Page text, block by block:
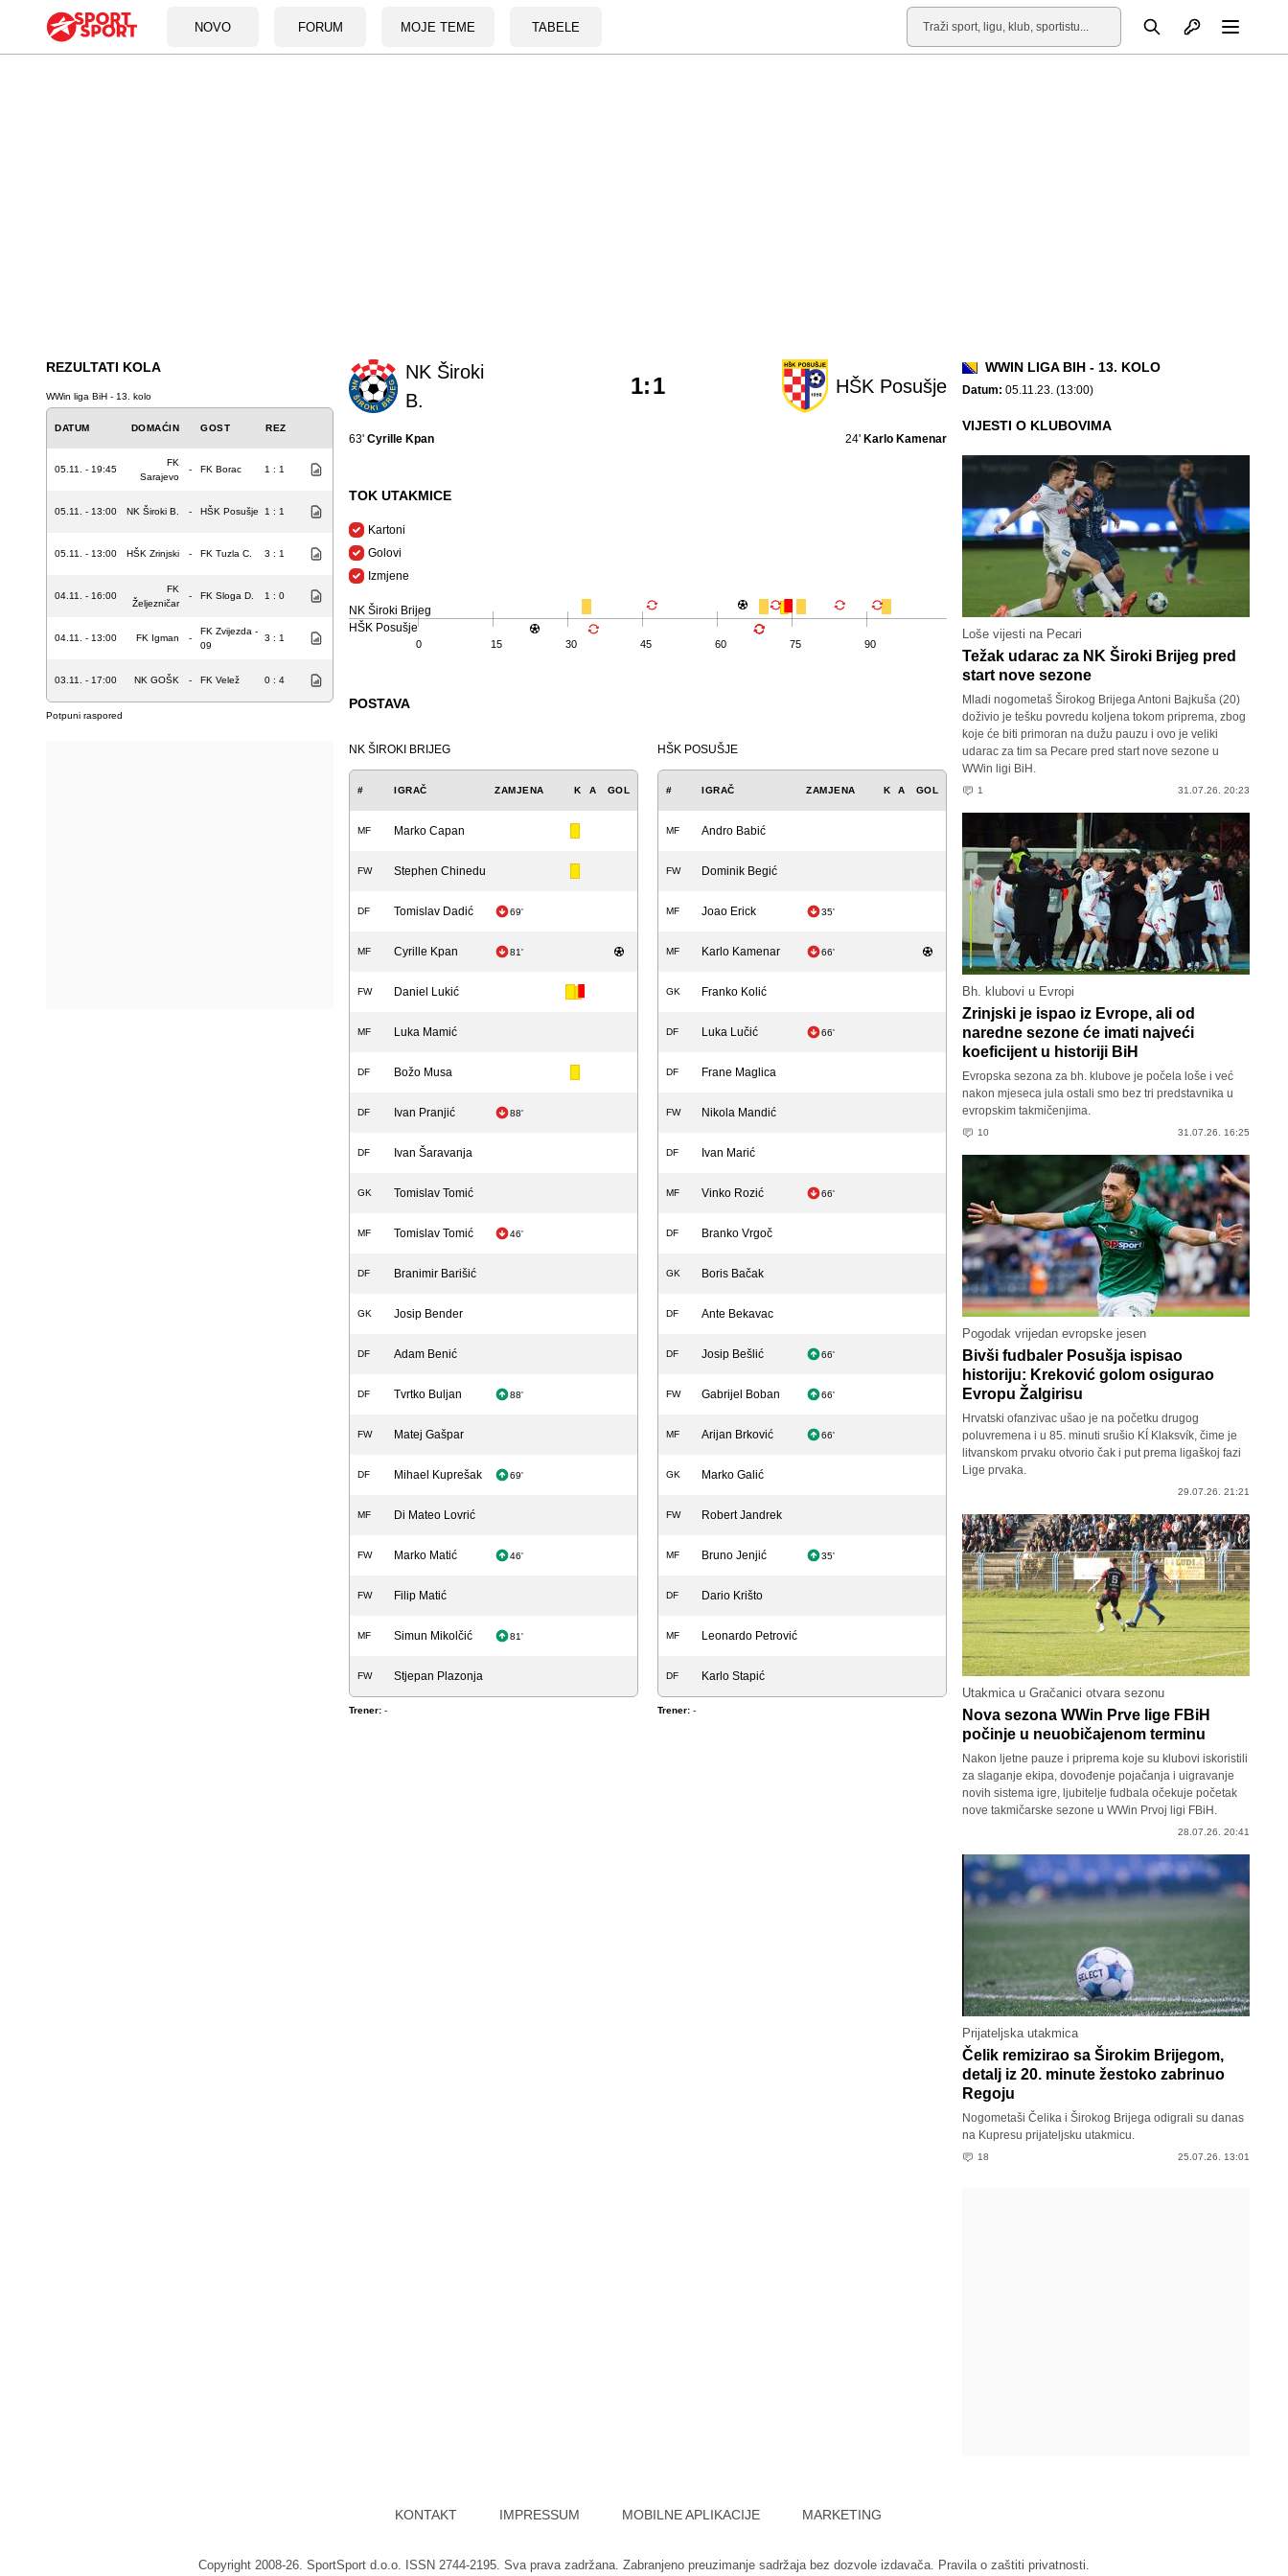
NOVO FORUM MOJE TEME TABELE
Pretraga Otvori profil
REZULTATI KOLA
WWin liga BiH - 13. kolo
DATUM DOMAĆIN GOST REZ
05.11. - 19:45
FK
Sarajevo
- FK Borac 1 : 1
05.11. - 13:00 NK Široki B. - HŠK Posušje 1 : 1
05.11. - 13:00 HŠK Zrinjski - FK Tuzla C. 3 : 1
04.11. - 16:00
FK
Željezničar
- FK Sloga D. 1 : 0
04.11. - 13:00 FK Igman -
FK Zvijezda -
09
3 : 1
03.11. - 17:00 NK GOŠK - FK Velež 0 : 4
Potpuni raspored
NK Široki
B.
HŠK Posušje
1:1
63' Cyrille Kpan 24' Karlo Kamenar
TOK UTAKMICE
Kartoni
Golovi
Izmjene
NK Široki Brijeg
HŠK Posušje
0 15 30 45 60 75 90
POSTAVA
NK ŠIROKI BRIJEG
# IGRAČ ZAMJENA K A GOL
MF Marko Capan
FW Stephen Chinedu
DF Tomislav Dadić 69'
MF Cyrille Kpan 81'
FW Daniel Lukić
MF Luka Mamić
DF Božo Musa
DF Ivan Pranjić 88'
DF Ivan Šaravanja
GK Tomislav Tomić
MF Tomislav Tomić 46'
DF Branimir Barišić
GK Josip Bender
DF Adam Benić
DF Tvrtko Buljan 88'
FW Matej Gašpar
DF Mihael Kuprešak 69'
MF Di Mateo Lovrić
FW Marko Matić 46'
FW Filip Matić
MF Simun Mikolčić 81'
FW Stjepan Plazonja
Trener: -
HŠK POSUŠJE
# IGRAČ ZAMJENA K A GOL
MF Andro Babić
FW Dominik Begić
MF Joao Erick 35'
MF Karlo Kamenar 66'
GK Franko Kolić
DF Luka Lučić 66'
DF Frane Maglica
FW Nikola Mandić
DF Ivan Marić
MF Vinko Rozić 66'
DF Branko Vrgoč
GK Boris Bačak
DF Ante Bekavac
DF Josip Bešlić 66'
FW Gabrijel Boban 66'
MF Arijan Brković 66'
GK Marko Galić
FW Robert Jandrek
MF Bruno Jenjić 35'
DF Dario Krišto
MF Leonardo Petrović
DF Karlo Stapić
Trener: -
WWIN LIGA BIH - 13. KOLO
Datum: 05.11.23. (13:00)
VIJESTI O KLUBOVIMA
Loše vijesti na Pecari
Težak udarac za NK Široki Brijeg pred
start nove sezone
Mladi nogometaš Širokog Brijega Antoni Bajkuša (20)
doživio je tešku povredu koljena tokom priprema, zbog
koje će biti primoran na dužu pauzu i ovo je veliki
udarac za tim sa Pecare pred start nove sezone u
WWin ligi BiH.
1 31.07.26. 20:23
Bh. klubovi u Evropi
Zrinjski je ispao iz Evrope, ali od
naredne sezone će imati najveći
koeficijent u historiji BiH
Evropska sezona za bh. klubove je počela loše i već
nakon mjeseca jula ostali smo bez tri predstavnika u
evropskim takmičenjima.
10 31.07.26. 16:25
Pogodak vrijedan evropske jesen
Bivši fudbaler Posušja ispisao
historiju: Kreković golom osigurao
Evropu Žalgirisu
Hrvatski ofanzivac ušao je na početku drugog
poluvremena i u 85. minuti srušio KÍ Klaksvík, čime je
litvanskom prvaku otvorio čak i put prema ligaškoj fazi
Lige prvaka.
29.07.26. 21:21
Utakmica u Gračanici otvara sezonu
Nova sezona WWin Prve lige FBiH
počinje u neuobičajenom terminu
Nakon ljetne pauze i priprema koje su klubovi iskoristili
za slaganje ekipa, dovođenje pojačanja i uigravanje
novih sistema igre, ljubitelje fudbala očekuje početak
nove takmičarske sezone u WWin Prvoj ligi FBiH.
28.07.26. 20:41
Prijateljska utakmica
Čelik remizirao sa Širokim Brijegom,
detalj iz 20. minute žestoko zabrinuo
Regoju
Nogometaši Čelika i Širokog Brijega odigrali su danas
na Kupresu prijateljsku utakmicu.
18 25.07.26. 13:01
KONTAKT IMPRESSUM MOBILNE APLIKACIJE MARKETING
Copyright 2008-26. SportSport d.o.o. ISSN 2744-2195. Sva prava zadržana. Zabranjeno preuzimanje sadržaja bez dozvole izdavača. Pravila o zaštiti privatnosti.